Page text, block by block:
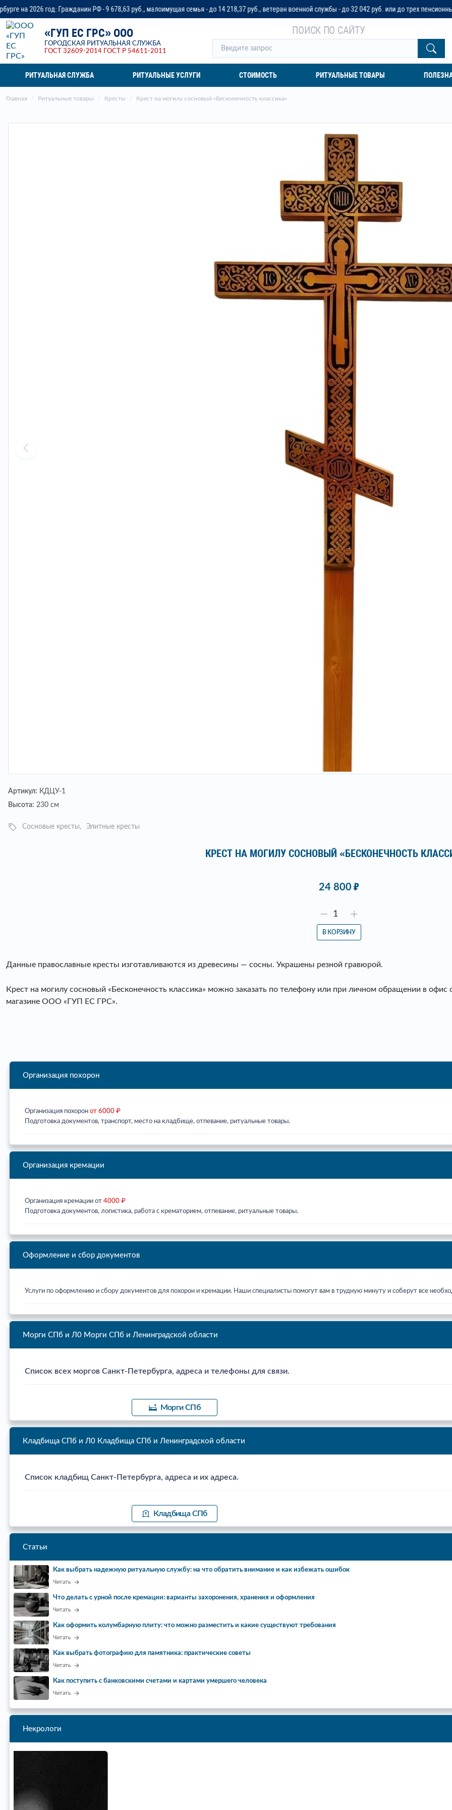
Гражданин РФ - 9 678,63 руб., малоимущая семья - до 14 218,37 руб., ветеран военной службы - до 32 042 руб. или до трех пенсионных окладов
«ГУП ЕС ГРС» ООО
ГОРОДСКАЯ РИТУАЛЬНАЯ СЛУЖБА
ГОСТ 32609-2014
ГОСТ Р 54611-2011
ПОИСК ПО САЙТУ
РИТУАЛЬНАЯ СЛУЖБА РИТУАЛЬНЫЕ УСЛУГИ СТОИМОСТЬ РИТУАЛЬНЫЕ ТОВАРЫ
Главная Ритуальные товары Кресты Крест на могилу сосновый «Бесконечность классика»
Артикул: КДЦУ-1
Высота: 230 см
Сосновые кресты Элитные кресты
КРЕСТ НА МОГИЛУ СОСНОВЫЙ «БЕСКОНЕЧНОСТЬ
24 800
В КОРЗИНУ
Данные православные кресты изготавливаются из древесины — сосны. Украшены резной гравюрой.
Крест на могилу сосновый «Бесконечность классика» можно заказать по телефону или при личном обращении в
магазине ООО «ГУП ЕС ГРС».
Организация похорон
Организация похорон от 6000 ₽
Подготовка документов, транспорт, место на кладбище, отпевание, ритуальные товары.
Организация кремации
Организация кремации от 4000 ₽
Подготовка документов, логистика, работа с крематорием, отпевание, ритуальные товары.
Оформление и сбор документов
Услуги по оформлению и сбору документов для похорон и кремации. Наши специалисты помогут вам в трудную минуту и соберут все
Морги СПб и Л0 Морги СПб и Ленинградской области
Список всех моргов Санкт-Петербурга, адреса и телефоны для связи.
Морги СПб
Кладбища СПб и Л0 Кладбища СПб и Ленинградской области
Список кладбищ Санкт-Петербурга, адреса и их адреса.
Кладбища СПб
Статьи
Как выбрать надежную ритуальную службу: на что обратить внимание и как избежать ошибок
Читать
Что делать с урной после кремации: варианты захоронения, хранения и оформления
Читать
Как оформить колумбарную плиту: что можно разместить и какие существуют требования
Читать
Как выбрать фотографию для памятника: практические советы
Читать
Как поступить с банковскими счетами и картами умершего человека
Читать
Некрологи